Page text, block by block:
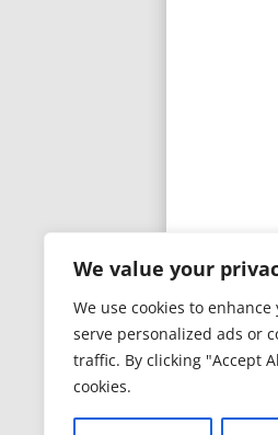
We value your
We use cookies to
serve personalized ads or
traffic. By clicking "Accept
cookies.